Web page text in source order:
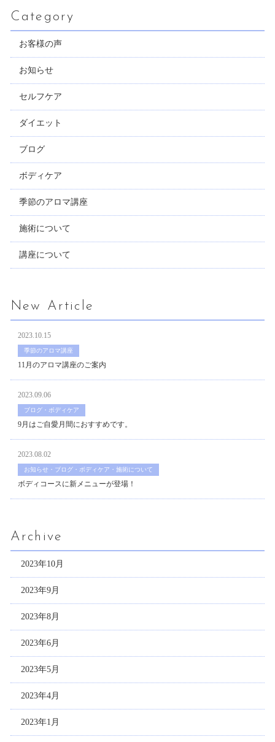
Category
お客様の声
お知らせ
セルフケア
ダイエット
ブログ
ボディケア
季節のアロマ講座
施術について
講座について
New Article
2023.10.15
季節のアロマ講座
11月のアロマ講座のご案内
2023.09.06
ブログ・ボディケア
9月はご自愛月間におすすめです。
2023.08.02
お知らせ・ブログ・ボディケア・施術について
ボディコースに新メニューが登場！
Archive
2023年10月
2023年9月
2023年8月
2023年6月
2023年5月
2023年4月
2023年1月